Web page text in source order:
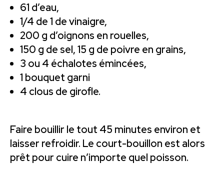
61 d’eau,
1/4 de 1 de vinaigre,
200 g d’oignons en rouelles,
150 g de sel, 15 g de poivre en grains,
3 ou 4 échalotes émincées,
1 bouquet garni
4 clous de girofle.
Faire bouillir le tout 45 minutes environ et
laisser refroidir. Le court-bouillon est alors
prêt pour cuire n’importe quel poisson.